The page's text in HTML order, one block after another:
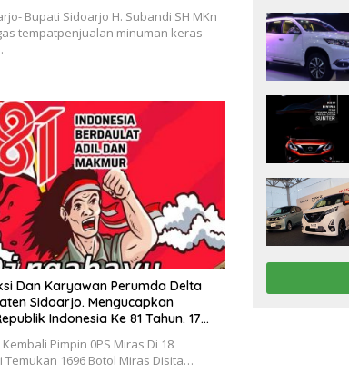
Bupati Sidoarjo H. Subandi SH MKn
tempatpenjualan minuman keras
Dan Karyawan Perumda Delta
Sidoarjo. Mengucapkan
Indonesia Ke 81 Tahun. 17
Pimpin 0PS Miras Di 18
Temukan 1696 Botol Miras Disita…